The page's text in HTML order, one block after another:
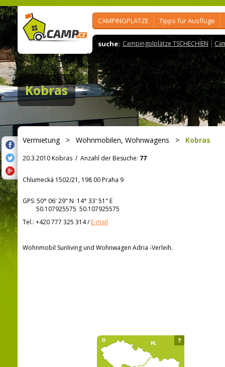
CAMPINGPLÄTZE Tipps für Ausflüge
suche: Campingplplätze TSCHECHIEN
Kobras
Vermietung> Wohnmobilen, Wohnwagens > Kobras
20.3.2010 Kobras / Anzahl der Besuche: 77
Chlumecká 1502/21, 198 00 Praha 9
GPS: 50° 06' 29" N 14° 33' 51" E
50.107925575 50.107925575
Tel.: +420 777 325 314/E-mail
Wohnmobil Sunliving und Wohnwagen Adria -Verleih.
?